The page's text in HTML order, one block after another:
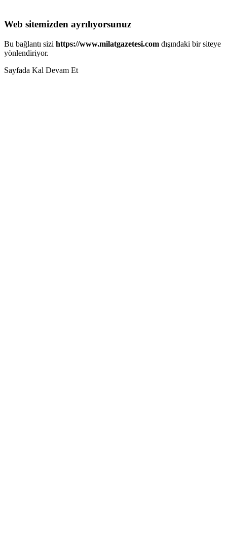
Web sitemizden ayrılıyorsunuz
Bu bağlantı sizi https://www.milatgazetesi.com dışındaki bir siteye
yönlendiriyor.
Sayfada Kal Devam Et